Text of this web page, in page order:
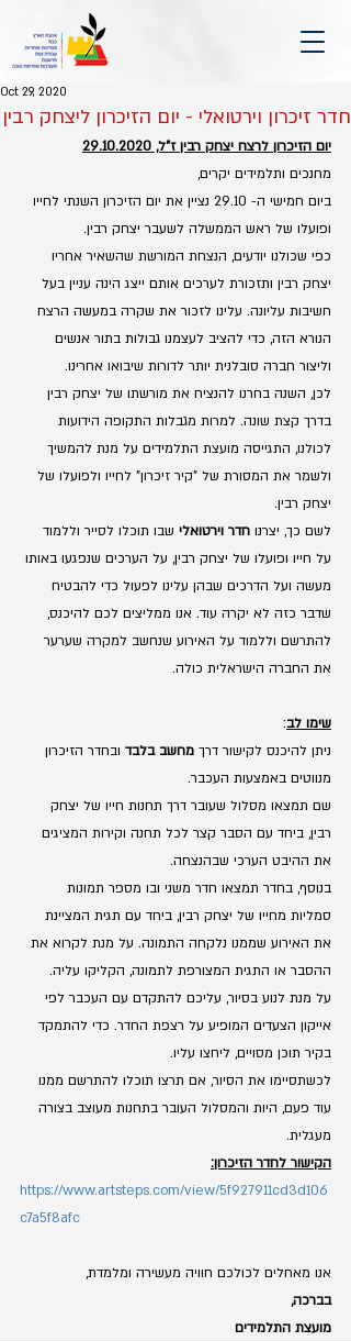
חדר זיכרון וירטואלי - יום הזיכרון ליצחק רבין
Oct 29, 2020
יום הזיכרון לרצח יצחק רבין ז"ל, 29.10.2020
מחנכים ותלמידים יקרים,
ביום חמישי ה- 29.10 נציין את יום הזיכרון השנתי לחייו
ופועלו של ראש הממשלה לשעבר יצחק רבין.
כפי שכולנו יודעים, הנצחת המורשת שהשאיר אחריו
יצחק רבין ותזכורת לערכים אותם ייצג הינה עניין בעל
חשיבות עליונה. עלינו לזכור את שקרה במעשה הרצח
הנורא הזה, כדי להציב לעצמנו גבולות בתור אנשים
וליצור חברה סובלנית יותר לדורות שיבואו אחרינו.
לכן, השנה בחרנו להנציח את מורשתו של יצחק רבין
בדרך קצת שונה. למרות מגבלות התקופה הידועות
לכולנו, התגייסה מועצת התלמידים על מנת להמשיך
ולשמר את המסורת של "קיר זיכרון" לחייו ולפועלו של
יצחק רבין.
לשם כך, יצרנו חדר וירטואלי שבו תוכלו לסייר וללמוד
על חייו ופועלו של יצחק רבין, על הערכים שנפגעו באותו
מעשה ועל הדרכים שבהן עלינו לפעול כדי להבטיח
שדבר כזה לא יקרה עוד. אנו ממליצים לכם להיכנס,
להתרשם וללמוד על האירוע שנחשב למקרה שערער
את החברה הישראלית כולה.
שימו לב:
ניתן להיכנס לקישור דרך מחשב בלבד ובחדר הזיכרון
מנווטים באמצעות העכבר.
שם תמצאו מסלול שעובר דרך תחנות חייו של יצחק
רבין, ביחד עם הסבר קצר לכל תחנה וקירות המציגים
את ההיבט הערכי שבהנצחה.
בנוסף, בחדר תמצאו חדר משני ובו מספר תמונות
סמליות מחייו של יצחק רבין, ביחד עם תגית המציינת
את האירוע שממנו נלקחה התמונה. על מנת לקרוא את
ההסבר או התגית המצורפת לתמונה, הקליקו עליה.
על מנת לנוע בסיור, עליכם להתקדם עם העכבר לפי
אייקון הצעדים המופיע על רצפת החדר. כדי להתמקד
בקיר תוכן מסויים, ליחצו עליו.
לכשתסיימו את הסיור, אם תרצו תוכלו להתרשם ממנו
עוד פעם, היות והמסלול העובר בתחנות מעוצב בצורה
מעגלית.
הקישור לחדר הזיכרון:
https://www.artsteps.com/view/5f927911cd3d106
c7a5f8afc
אנו מאחלים לכולכם חוויה מעשירה ומלמדת,
בברכה,
מועצת התלמידים